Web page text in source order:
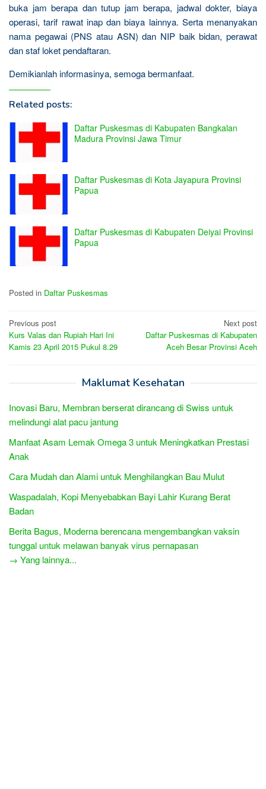
buka jam berapa dan tutup jam berapa, jadwal dokter, biaya
operasi, tarif rawat inap dan biaya lainnya. Serta menanyakan
nama pegawai (PNS atau ASN) dan NIP baik bidan, perawat
dan staf loket pendaftaran.
Demikianlah informasinya, semoga bermanfaat.
Related posts:
Daftar Puskesmas di Kabupaten Bangkalan
Madura Provinsi Jawa Timur
Daftar Puskesmas di Kota Jayapura Provinsi
Papua
Daftar Puskesmas di Kabupaten Deiyai Provinsi
Papua
Posted in Daftar Puskesmas
Post
navigation
Previous post
Kurs Valas dan Rupiah Hari Ini
Kamis 23 April 2015 Pukul 8.29
Next post
Daftar Puskesmas di Kabupaten
Aceh Besar Provinsi Aceh
Maklumat Kesehatan
Inovasi Baru, Membran berserat dirancang di Swiss untuk
melindungi alat pacu jantung
Manfaat Asam Lemak Omega 3 untuk Meningkatkan Prestasi
Anak
Cara Mudah dan Alami untuk Menghilangkan Bau Mulut
Waspadalah, Kopi Menyebabkan Bayi Lahir Kurang Berat
Badan
Berita Bagus, Moderna berencana mengembangkan vaksin
tunggal untuk melawan banyak virus pernapasan
→ Yang lainnya...